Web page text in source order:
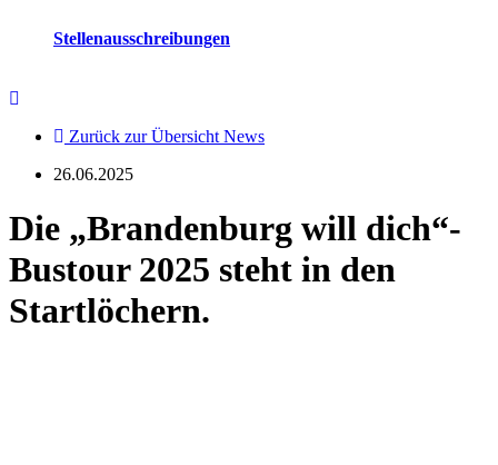
Stellenausschreibungen
Zurück zur Übersicht News
26.06.2025
Die „Brandenburg will dich“-
Bustour 2025 steht in den
Startlöchern.